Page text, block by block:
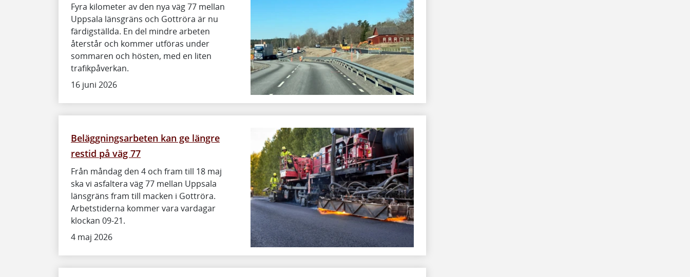
Fyra kilometer av den nya väg 77 mellan
Uppsala länsgräns och Gottröra är nu
färdigställda. En del mindre arbeten
återstår och kommer utföras under
sommaren och hösten, med en liten
trafikpåverkan.
16 juni 2026
Beläggningsarbeten kan ge längre
restid på väg 77
Från måndag den 4 och fram till 18 maj
ska vi asfaltera väg 77 mellan Uppsala
länsgräns fram till macken i Gottröra.
Arbetstiderna kommer vara vardagar
klockan 09-21.
4 maj 2026